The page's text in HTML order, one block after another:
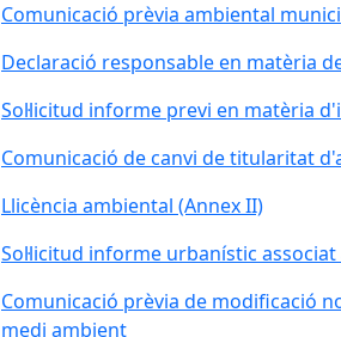
Comunicació prèvia ambiental
Declaració responsable en matèria
Sol·licitud informe previ en matèria
Comunicació de canvi de titularitat
Llicència ambiental (Annex II)
Sol·licitud informe urbanístic
Comunicació prèvia de modificació
medi ambient